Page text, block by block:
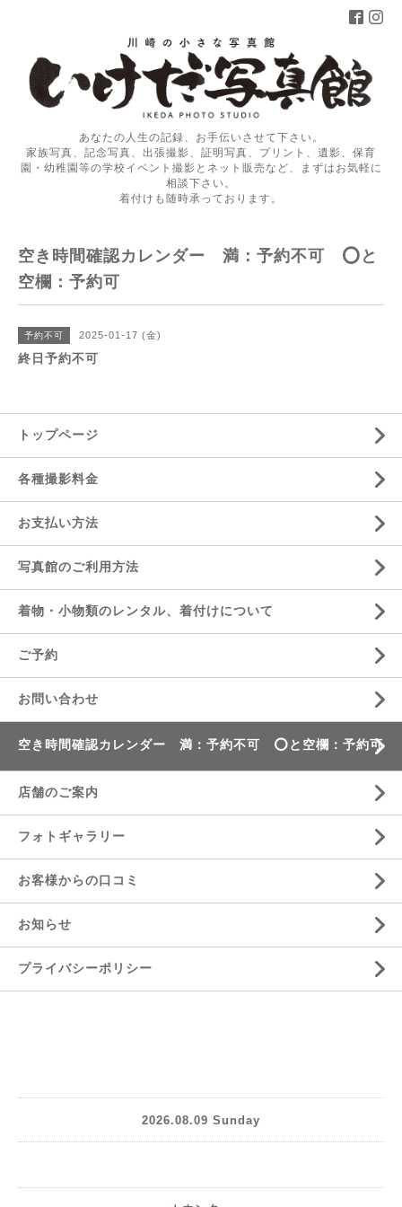
あなたの人生の記録、お手伝いさせて下さい。
家族写真、記念写真、出張撮影、証明写真、プリント、遺影、保育
園・幼稚園等の学校イベント撮影とネット販売など、まずはお気軽に
相談下さい。
着付けも随時承っております。
空き時間確認カレンダー 満：予約不可 ⭕️と
空欄：予約可
予約不可 2025-01-17 (金)
終日予約不可
トップページ
各種撮影料金
お支払い方法
写真館のご利用方法
着物・小物類のレンタル、着付けについて
ご予約
お問い合わせ
空き時間確認カレンダー 満：予約不可 ⭕️と空欄：予約可
店舗のご案内
フォトギャラリー
お客様からの口コミ
お知らせ
プライバシーポリシー
2026.08.09 Sunday